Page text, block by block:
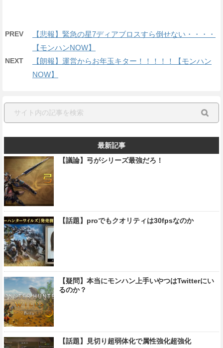
PREV
【悲報】緊急の星7ディアブロスすら倒せない・・・・
【モンハンNOW】
NEXT
【朗報】運営からお年玉キター！！！！！【モンハン
NOW】
最新記事
【議論】弓がシリーズ最強だろ！
【話題】proでもクオリティは30fpsなのか
【疑問】本当にモンハン上手いやつはTwitterにい
るのか？
【話題】見切り超弱体化で属性強化超強化